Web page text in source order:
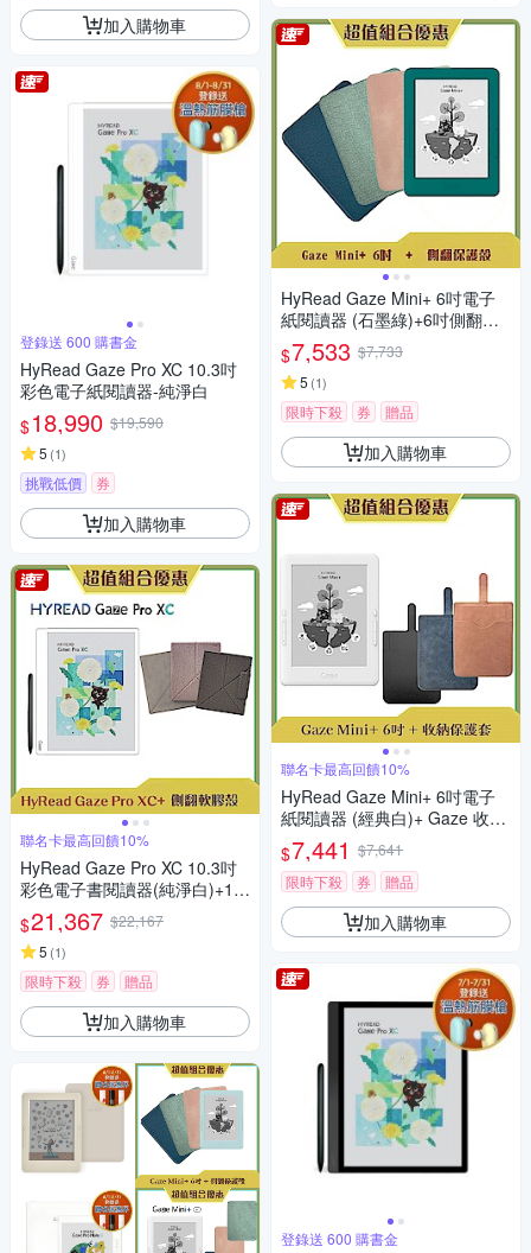
加入購物車
登錄送 600 購書金
HyRead Gaze Pro XC 10.3吋
彩色電子紙閱讀器-純淨白
$18,990 $19,590
5 (1)
挑戰低價 券
加入購物車
聯名卡最高回饋10%
HyRead Gaze Pro XC 10.3吋
彩色電子書閱讀器(純淨白)+10.
3吋側翻軟膠殼 (組合)
$21,367 $22,167
5 (1)
限時下殺 券 贈品
加入購物車
HyRead Gaze Mini+ 6吋電子
紙閱讀器 (石墨綠)+6吋側翻保
護殼
$7,533 $7,733
5 (1)
限時下殺 券 贈品
加入購物車
聯名卡最高回饋10%
HyRead Gaze Mini+ 6吋電子
紙閱讀器 (經典白)+ Gaze 收納
保護套 (組合)
$7,441 $7,641
限時下殺
券 贈品
加入購物車
登錄送 600 購書金